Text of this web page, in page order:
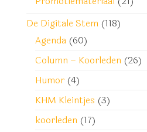
De Digitale Stem (118)
Agenda (60)
Column – Koorleden (26)
Humor (4)
KHM Kleintjes (3)
koorleden (17)